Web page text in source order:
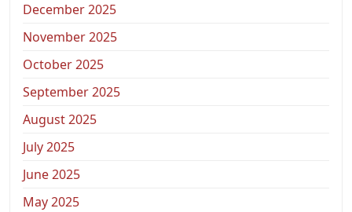
December 2025
November 2025
October 2025
September 2025
August 2025
July 2025
June 2025
May 2025